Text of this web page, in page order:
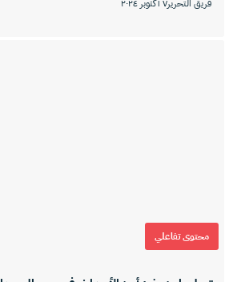
فريق التحرير٧ أكتوبر ٢٠٢٤
محتوى تفاعلي